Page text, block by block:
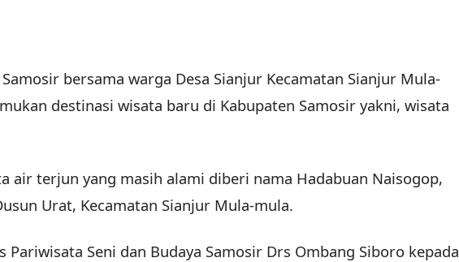
bersama warga Desa Sianjur Kecamatan Sianjur Mula-
destinasi wisata baru di Kabupaten Samosir yakni, wisata
air terjun yang masih alami diberi nama Hadabuan Naisogop,
Urat, Kecamatan Sianjur Mula-mula.
Pariwisata Seni dan Budaya Samosir Drs Ombang Siboro kepada